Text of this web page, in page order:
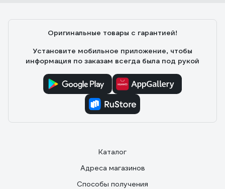
Оригинальные товары с гарантией!
Установите мобильное приложение, чтобы
информация по заказам всегда была под рукой
Каталог
Адреса магазинов
Способы получения